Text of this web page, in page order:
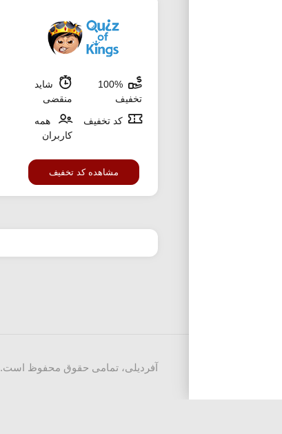
100%
تخفیف
شاید
منقضی
کد تخفیف
همه
کاربران
مشاهده کد تخفیف
آفردیلی، تمامی حقوق محفوظ است.